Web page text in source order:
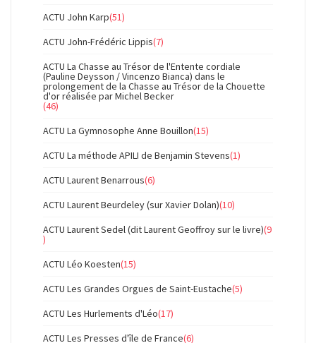
ACTU John Karp(51)
ACTU John-Frédéric Lippis(7)
ACTU La Chasse au Trésor de l'Entente cordiale
(Pauline Deysson / Vincenzo Bianca) dans le
prolongement de la Chasse au Trésor de la Chouette
d'or réalisée par Michel Becker
(46)
ACTU La Gymnosophe Anne Bouillon(15)
ACTU La méthode APILI de Benjamin Stevens(1)
ACTU Laurent Benarrous(6)
ACTU Laurent Beurdeley (sur Xavier Dolan)(10)
ACTU Laurent Sedel (dit Laurent Geoffroy sur le livre)(9
)
ACTU Léo Koesten(15)
ACTU Les Grandes Orgues de Saint-Eustache(5)
ACTU Les Hurlements d'Léo(17)
ACTU Les Presses d'île de France(6)